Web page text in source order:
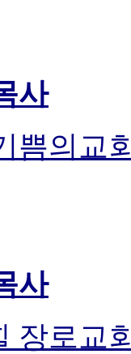
사
쁨의교회
사
장로교회